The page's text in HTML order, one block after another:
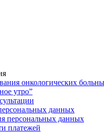
онкологических
утро”
данных
персональных данных
платежей